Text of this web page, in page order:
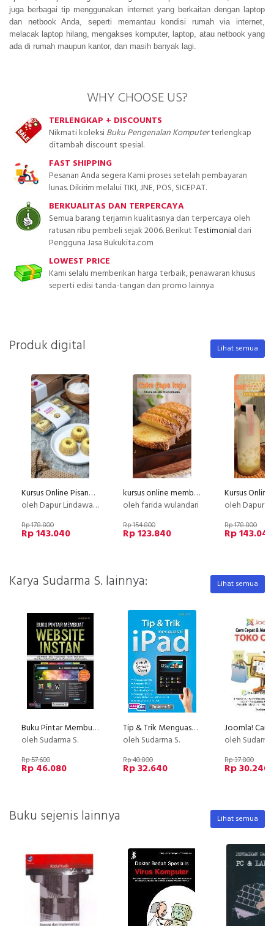
juga berbagai tip menggunakan internet yang berkaitan dengan laptop
dan netbook Anda, seperti memantau kondisi rumah via internet,
melacak laptop hilang, mengakses komputer, laptop, atau netbook yang
ada di rumah maupun kantor, dan masih banyak lagi.
WHY CHOOSE US?
TERLENGKAP + DISCOUNTS
Nikmati koleksiBuku Pengenalan Komputerterlengkap
ditambah discount spesial.
FAST SHIPPING
Pesanan Anda segera Kami proses setelah pembayaran
lunas. Dikirim melalui TIKI, JNE, POS, SICEPAT.
BERKUALITAS DAN TERPERCAYA
Semua barang terjamin kualitasnya dan terpercaya oleh
ratusan ribu pembeli sejak 2006. BerikutTestimonial dari
Pengguna Jasa Bukukita.com
LOWEST PRICE
Kami selalu memberikan harga terbaik, penawaran khusus
seperti edisi tanda-tangan dan promo lainnya
Produk digital Lihat semua
Kursus Online Pisang Buncit Dapur Lindawaty PU
oleh Dapur Lindawaty
Rp 178.800
Rp 143.040
kursus online membuat cake tanpa bahan pengembang
oleh farida wulandari
Rp 154.800
Rp 123.840
oleh Dapur
Rp 178.800
Rp 143.040
Karya Sudarma S. lainnya: Lihat semua
Buku Pintar Membuat Website Instan
oleh Sudarma S.
Rp 57.600
Rp 46.080
Tip & Trik Menguasai iPad
oleh Sudarma S.
Rp 40.800
Rp 32.640
oleh
Rp 37.800
Rp 30.240
Buku sejenis lainnya Lihat semua